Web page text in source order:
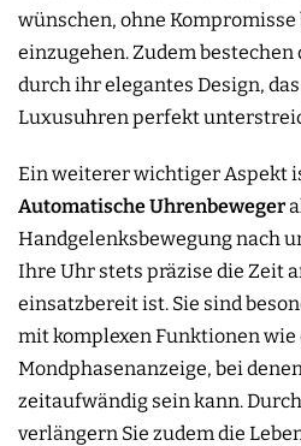
wünschen, ohne
einzugehen. Zudem
durch ihr elegantes Design,
Luxusuhren perfekt
Ein weiterer wichtiger Aspekt
Automatische Uhrenbeweger
Handgelenksbewegung nach
Ihre Uhr stets präzise die Zeit
einsatzbereit ist. Sie sind
mit komplexen Funktionen
Mondphasenanzeige, bei
zeitaufwändig sein kann.
verlängern Sie zudem die